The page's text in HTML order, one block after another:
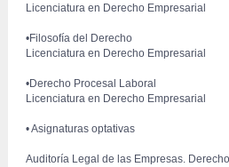
Licenciatura en Derecho Empresarial
•Filosofía del Derecho
Licenciatura en Derecho Empresarial
•Derecho Procesal Laboral
Licenciatura en Derecho Empresarial
• Asignaturas optativas
Auditoría Legal de las Empresas.